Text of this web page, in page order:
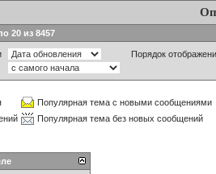
20 из 8457
Порядок
Популярная тема с новыми сообщениями
Популярная тема без новых сообщений